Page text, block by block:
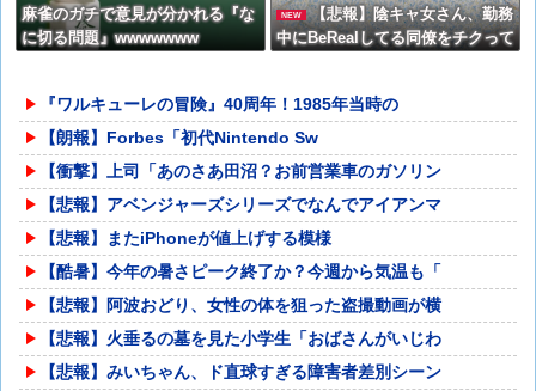
麻雀のガチで意見が分かれる『な
に切る問題』wwwwwww
NEW
【悲報】陰キャ女さん、勤務
中にBeRealしてる同僚をチクって
『ワルキューレの冒険』40周年！1985年当時の
【朗報】Forbes「初代Nintendo Sw
【衝撃】上司「あのさあ田沼？お前営業車のガソリン
【悲報】アベンジャーズシリーズでなんでアイアンマ
【悲報】またiPhoneが値上げする模様
【酷暑】今年の暑さピーク終了か？今週から気温も「
【悲報】阿波おどり、女性の体を狙った盗撮動画が横
【悲報】火垂るの墓を見た小学生「おばさんがいじわ
【悲報】みいちゃん、ド直球すぎる障害者差別シーン